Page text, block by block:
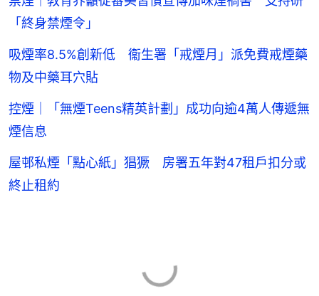
「終身禁煙令」
吸煙率8.5%創新低 衞生署「戒煙月」派免費戒煙藥
物及中藥耳穴貼
控煙｜「無煙Teens精英計劃」成功向逾4萬人傳遞無
煙信息
屋邨私煙「點心紙」猖獗 房署五年對47租戶扣分或
終止租約